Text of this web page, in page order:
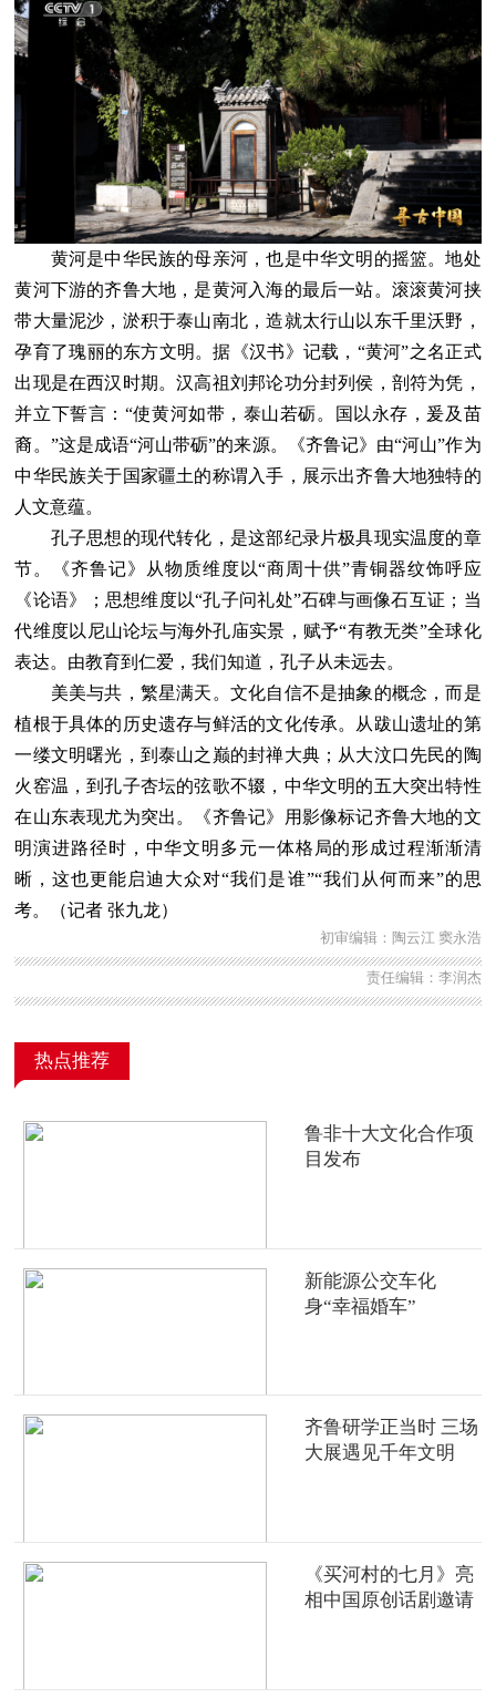
黄河是中华民族的母亲河，也是中华文明的摇篮。地处
黄河下游的齐鲁大地，是黄河入海的最后一站。滚滚黄河挟
带大量泥沙，淤积于泰山南北，造就太行山以东千里沃野，
孕育了瑰丽的东方文明。据《汉书》记载，“黄河”之名正式
出现是在西汉时期。汉高祖刘邦论功分封列侯，剖符为凭，
并立下誓言：“使黄河如带，泰山若砺。国以永存，爰及苗
裔。”这是成语“河山带砺”的来源。《齐鲁记》由“河山”作为
中华民族关于国家疆土的称谓入手，展示出齐鲁大地独特的
人文意蕴。
孔子思想的现代转化，是这部纪录片极具现实温度的章
节。《齐鲁记》从物质维度以“商周十供”青铜器纹饰呼应
《论语》；思想维度以“孔子问礼处”石碑与画像石互证；当
代维度以尼山论坛与海外孔庙实景，赋予“有教无类”全球化
表达。由教育到仁爱，我们知道，孔子从未远去。
美美与共，繁星满天。文化自信不是抽象的概念，而是
植根于具体的历史遗存与鲜活的文化传承。从跋山遗址的第
一缕文明曙光，到泰山之巅的封禅大典；从大汶口先民的陶
火窑温，到孔子杏坛的弦歌不辍，中华文明的五大突出特性
在山东表现尤为突出。《齐鲁记》用影像标记齐鲁大地的文
明演进路径时，中华文明多元一体格局的形成过程渐渐清
晰，这也更能启迪大众对“我们是谁”“我们从何而来”的思
考。（记者 张九龙）
初审编辑：陶云江 窦永浩
责任编辑：李润杰
热点推荐
鲁非十大文化合作项
目发布
新能源公交车化
身“幸福婚车”
齐鲁研学正当时 三场
大展遇见千年文明
《买河村的七月》亮
相中国原创话剧邀请